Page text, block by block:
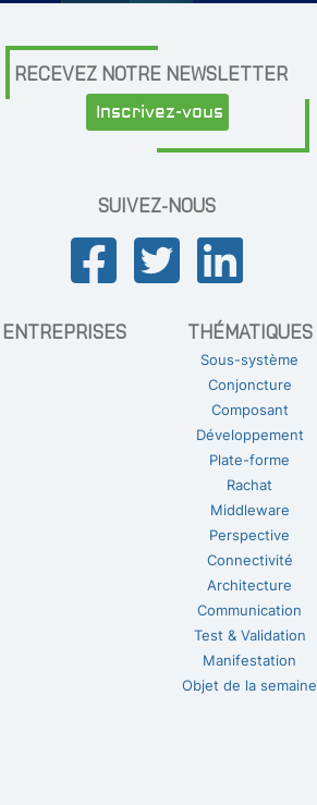
RECEVEZ NOTRE NEWSLETTER
Inscrivez-vous
SUIVEZ-NOUS
ENTREPRISES THÉMATIQUES
Sous-système
Conjoncture
Composant
Développement
Plate-forme
Rachat
Middleware
Perspective
Connectivité
Architecture
Communication
Test & Validation
Manifestation
Objet de la semaine